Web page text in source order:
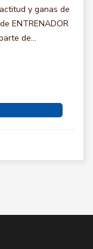
y ganas de
ENTRENADOR
de...